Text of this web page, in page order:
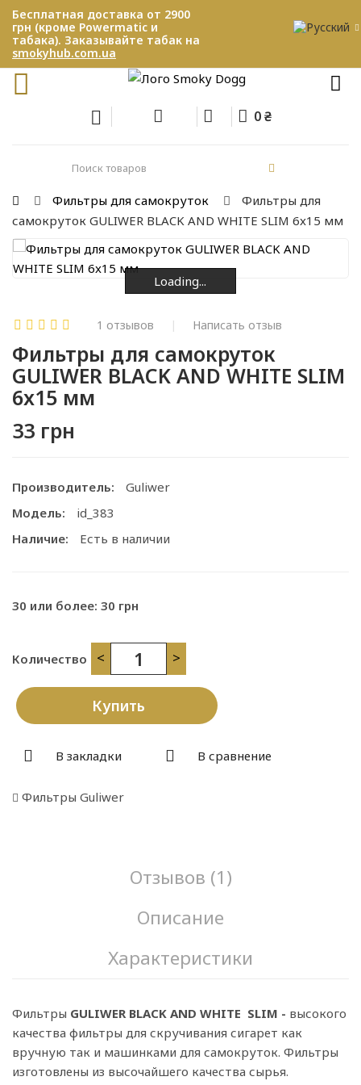
Бесплатная доставка от 2900
грн (кроме Powermatic и
табака). Заказывайте табак на
smokyhub.com.ua
0 ₴
Фильтры для самокруток
Фильтры для
самокруток GULIWER BLACK AND WHITE SLIM 6x15 мм
Loading...
Loading...
Loading...
Loading...
1 отзывов Написать отзыв
Фильтры для самокруток
GULIWER BLACK AND WHITE SLIM
6x15 мм
33 грн
Производитель:
Guliwer
Модель:
id_383
Наличие:
Есть в наличии
30 или более: 30 грн
Количество < >
Купить
В закладки В сравнение
Фильтры Guliwer
Отзывов (1)
Описание
Характеристики
Фильтры GULIWER BLACK AND WHITE SLIM - высокого
качества фильтры для скручивания сигарет как
вручную так и машинками для самокруток. Фильтры
изготовлены из высочайшего качества сырья.